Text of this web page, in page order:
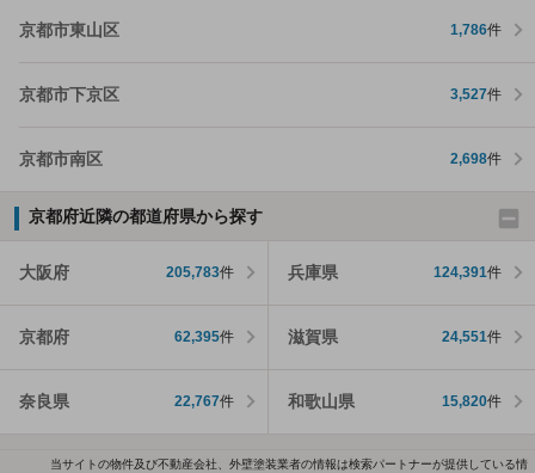
京都市東山区 1,786件
京都市下京区 3,527件
京都市南区 2,698件
京都府近隣の都道府県から探す
大阪府 205,783件 兵庫県 124,391件
京都府 62,395件 滋賀県 24,551件
奈良県 22,767件 和歌山県 15,820件
当サイトの物件及び不動産会社、外壁塗装業者の情報は検索パートナーが提供している情